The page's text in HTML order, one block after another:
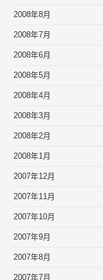
2008年8月
2008年7月
2008年6月
2008年5月
2008年4月
2008年3月
2008年2月
2008年1月
2007年12月
2007年11月
2007年10月
2007年9月
2007年8月
2007年7月